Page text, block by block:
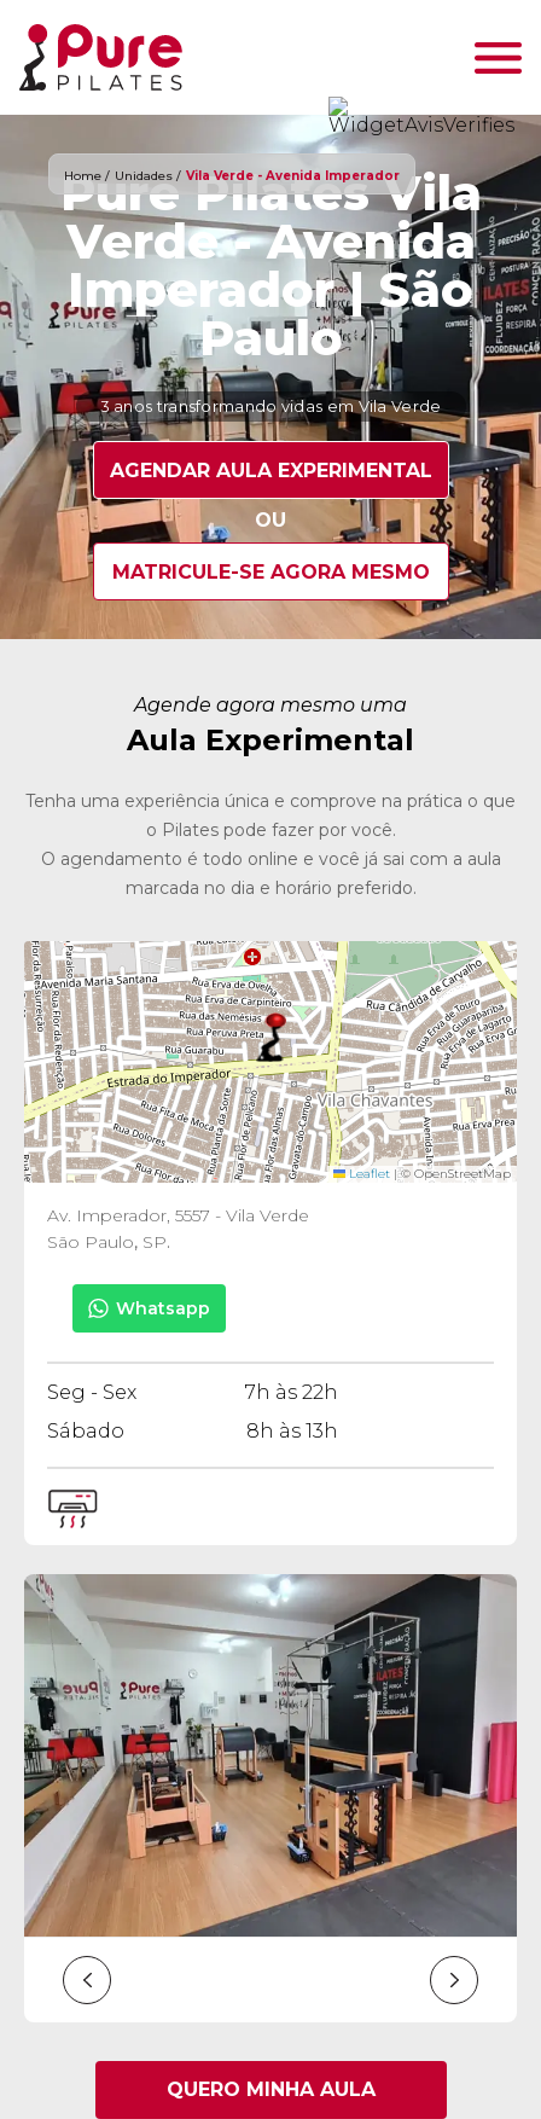
Home / Unidades / Vila Verde - Avenida Imperador
Pure Pilates Vila
Verde - Avenida
Imperador | São
Paulo
3 anos transformando vidas em Vila Verde
AGENDAR AULA EXPERIMENTAL
OU
MATRICULE-SE AGORA MESMO
Agende agora mesmo uma
Aula Experimental
Tenha uma experiência única e comprove na prática o que
o Pilates pode fazer por você.
O agendamento é todo online e você já sai com a aula
marcada no dia e horário preferido.
Leaflet |© OpenStreetMap
Av. Imperador, 5557 - Vila Verde
São Paulo, SP.
Whatsapp
Seg - Sex
7h às 22h
Sábado
8h às 13h
QUERO MINHA AULA